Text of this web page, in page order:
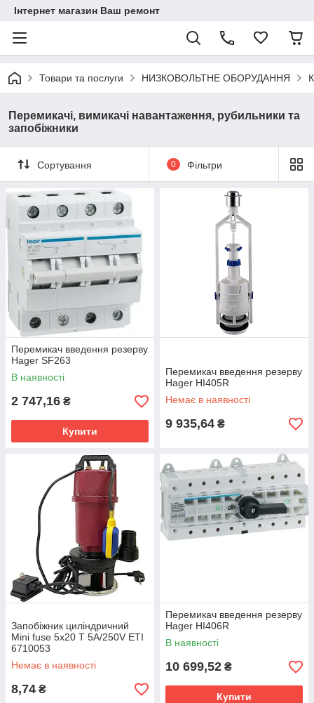
Інтернет магазин Ваш ремонт
Товари та послуги НИЗКОВОЛЬТНЕ ОБОРУДАННЯ
Перемикачі, вимикачі навантаження, рубильники та
запобіжники
Сортування 0 Фільтри
Перемикач введення резерву
Hager SF263
В наявності
2 747,16 ₴
Купити
Перемикач введення резерву
Hager HI405R
Немає в наявності
9 935,64 ₴
Запобіжник циліндричний
Mini fuse 5x20 T 5A/250V ETI
6710053
Немає в наявності
8,74 ₴
Перемикач введення резерву
Hager HI406R
В наявності
10 699,52 ₴
Купити